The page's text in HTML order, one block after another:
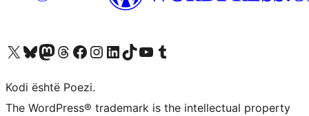
Vizitoni llogarinë tonë X (ish Twitter)
Vizitoni llogarinë tonë Bluesky
Vizitoni llogarinë tonë Mastodon
Vizitoni llogarinë tonë Threads
Vizitoni faqen tonë në Facebook
Vizitoni llogarinë tonë Instagram
Vizitoni llogarinë tonë LinkedIn
Vizitoni llogarinë tonë TikTok
Vizitoni kanalin tonë YouTube
Vizitoni llogarinë tonë Tumblr
Kodi është Poezi.
The WordPress® trademark is the intellectual property